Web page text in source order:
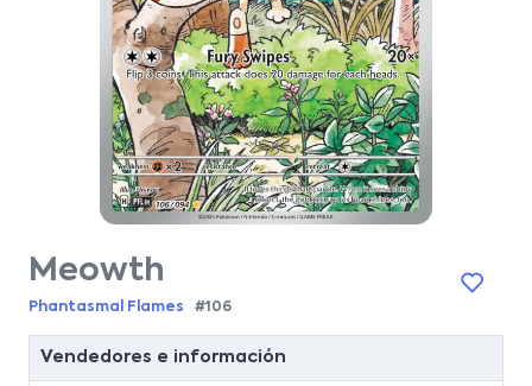
Meowth
Phantasmal Flames #106
Vendedores e información